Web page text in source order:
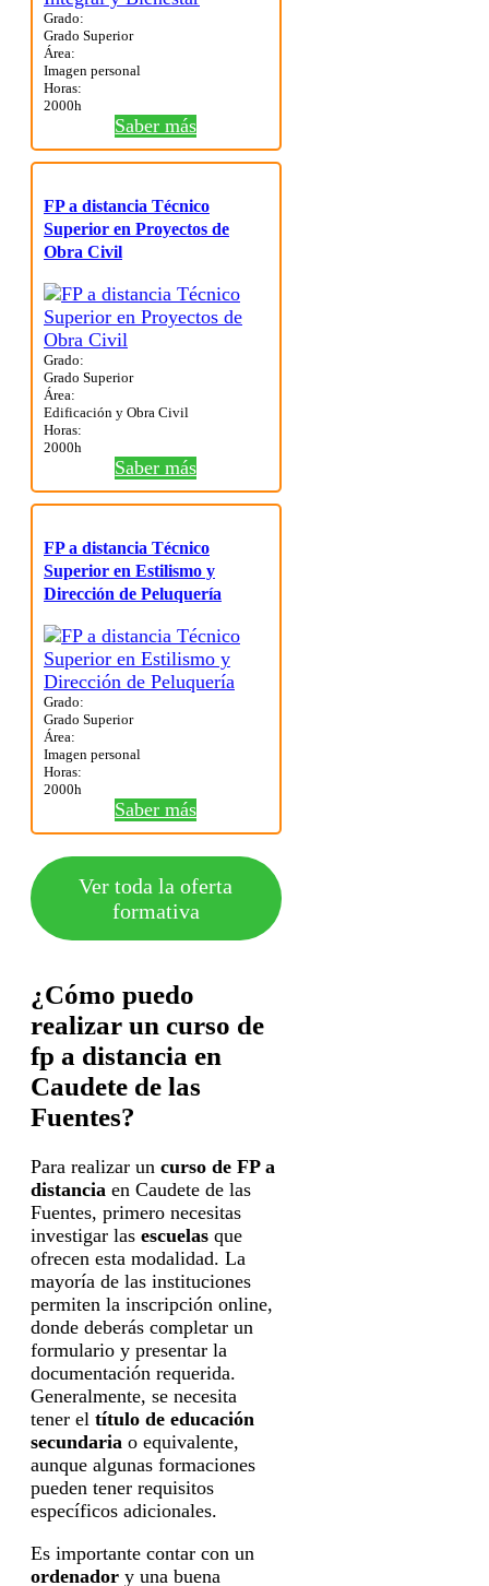
Grado:
Grado Superior
Área:
Imagen personal
Horas:
2000h
Saber más
FP a distancia Técnico
Superior en Proyectos de
Obra Civil
Grado:
Grado Superior
Área:
Edificación y Obra Civil
Horas:
2000h
Saber más
FP a distancia Técnico
Superior en Estilismo y
Dirección de Peluquería
Grado:
Grado Superior
Área:
Imagen personal
Horas:
2000h
Saber más
Ver toda la oferta
formativa
¿Cómo puedo
realizar un curso de
fp a distancia en
Caudete de las
Fuentes?
Para realizar un curso de FP a
distancia en Caudete de las
Fuentes, primero necesitas
investigar las escuelas que
ofrecen esta modalidad. La
mayoría de las instituciones
permiten la inscripción online,
donde deberás completar un
formulario y presentar la
documentación requerida.
Generalmente, se necesita
tener el título de educación
secundaria o equivalente,
aunque algunas formaciones
pueden tener requisitos
específicos adicionales.
Es importante contar con un
ordenador y una buena